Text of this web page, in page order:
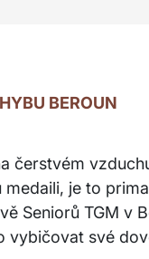
BEROUN
čerstvém
je to
Seniorů TGM v
vybičovat své